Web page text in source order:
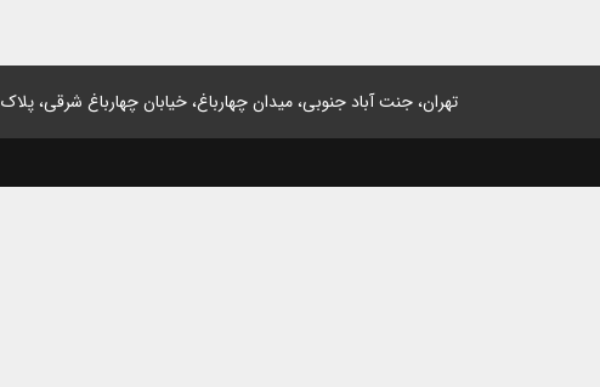
تهران، جنت آباد جنوبی، میدان چهارباغ، خیابان چهارباغ شرقی، پلاک 82، واحد 1